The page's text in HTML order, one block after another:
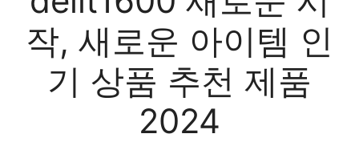
작, 새로운 아이템 인
기 상품 추천 제품
2024